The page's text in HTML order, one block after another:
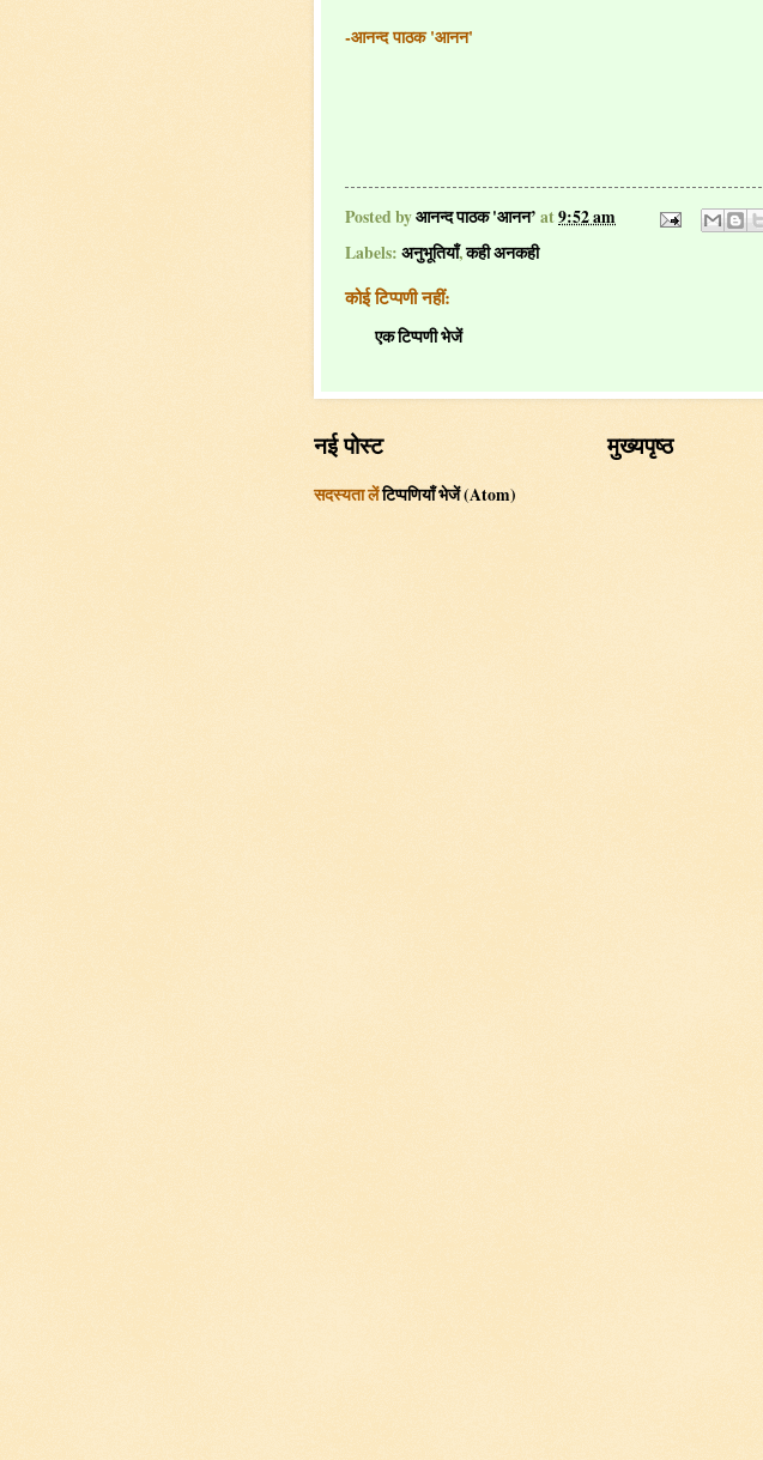
-आनन्द पाठक 'आनन'
Posted byआनन्द पाठक 'आनन’ at9:52 am
Labels: अनुभूतियाँ,कही अनकही
कोई टिप्पणी नहीं:
एक टिप्पणी भेजें
नई पोस्ट मुख्यपृष्ठ
सदस्यता लेंटिप्पणियाँ भेजें (Atom)